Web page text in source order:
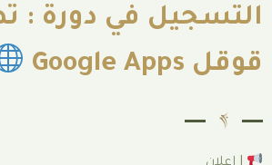
في دورة : تطبيقات